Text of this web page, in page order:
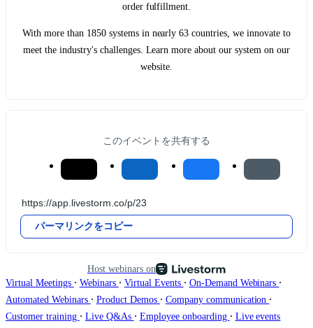
order fulfillment.
With more than 1850 systems in nearly 63 countries, we innovate to
meet the industry's challenges. Learn more about our system on our
website.
このイベントを共有する
パーマリンクをコピー
Host webinars on
Virtual Meetings ∙ Webinars ∙ Virtual Events ∙ On-Demand Webinars ∙
Automated Webinars ∙ Product Demos ∙ Company communication ∙
Customer training ∙ Live Q&As ∙ Employee onboarding ∙ Live events